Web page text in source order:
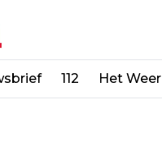
112 Het Weer